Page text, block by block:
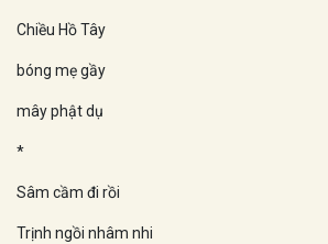
Chiều Hồ Tây
bóng mẹ gầy
mây phật dụ
*
Sâm cầm đi rồi
Trịnh ngồi nhâm nhi